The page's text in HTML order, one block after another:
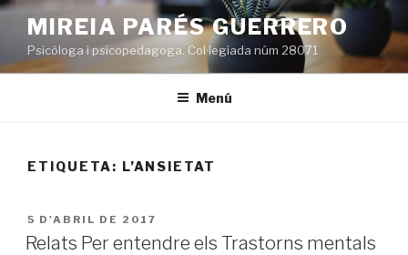
Vés
contingut
MIREIA PARÉS GUERRERO
Psicòloga i psicopedagoga. Col·legiada núm 28071
Menú
ETIQUETA: L’ANSIETAT
PUBLICAT
A
5 D'ABRIL DE 2017
Relats Per entendre els Trastorns mentals